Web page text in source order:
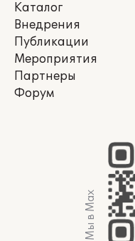
Каталог
Внедрения
Публикации
Мероприятия
Партнеры
Форум
Мы в Max